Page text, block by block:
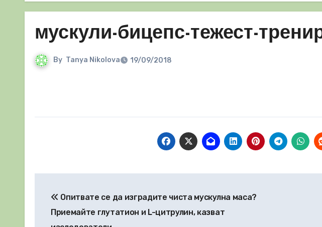
мускули-бицепс-тежест-
By Tanya Nikolova 19/09/2018
Опитвате се да изградите чиста мускулна маса?
Приемайте глутатион и L-цитрулин, казват